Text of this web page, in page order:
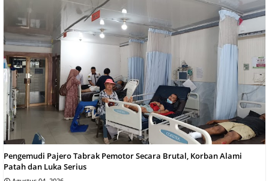
Pengemudi Pajero Tabrak Pemotor Secara Brutal, Korban Alami
Patah dan Luka Serius